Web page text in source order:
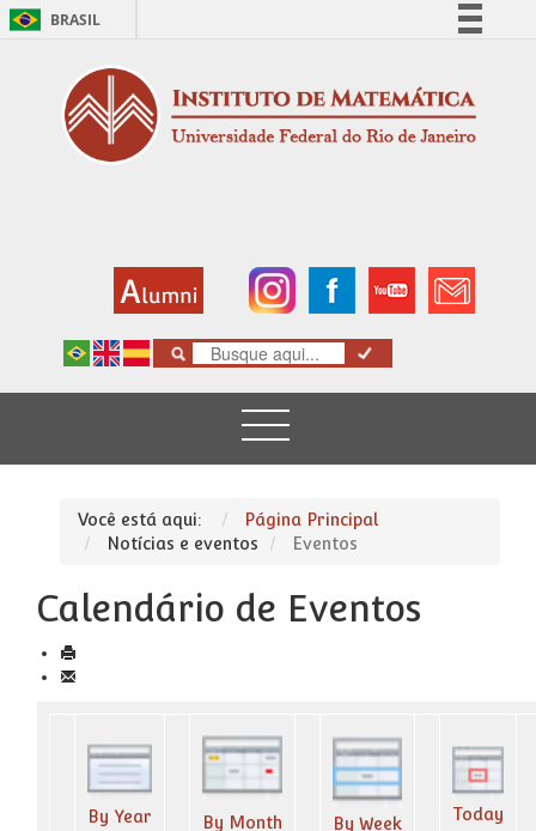
BRASIL
Comunica BR
Participe
Você está aqui:
Página Principal
Notícias e eventos
Eventos
Calendário de Eventos
By Year By Month By Week
Today